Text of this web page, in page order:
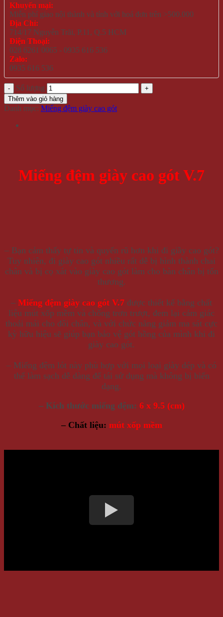
Khuyến mại:
Miễn phí giao nội thành và tỉnh với hoá đơn trên >500.000
Địa Chỉ:
714/17 Nguyễn Trãi, P.11, Q.5 HCM
Điện Thoại:
028 6261 0065 - 0935 616 536
Zalo:
0935 616 536
Số lượng
Thêm vào giỏ hàng
Danh mục: Miếng đệm giày cao gót
Miếng đệm giày cao gót V.7
– Bạn cảm thấy tự tin và quyến rũ hơn khi đi giầy cao gót?
Tuy nhiên, đi giày cao gót nhiều rất dễ bị hình thành chai
chân và bị cọ xát vào giày cao gót làm cho bàn chân bị tổn
thương.
– Miếng đệm giày cao gót V.7 được thiết kế bằng chất
liệu mút xốp mềm và chống trơn trượt, đem lại cảm giác
thoải mái cho đôi chân, và với chức năng giảm ma sát cực
kỳ hữu hiệu sẽ giúp bạn bảo vệ gót hồng của mình khi đi
giày cao gót.
– Miếng đệm lót này phù hợp với mọi loại giày dép và có
thể làm sạch dễ dàng để tái sử dụng mà không bị biến
dạng.
– Kích thước miếng đệm: 6 x 9.5 (cm)
– Chất liệu: mút xốp mềm